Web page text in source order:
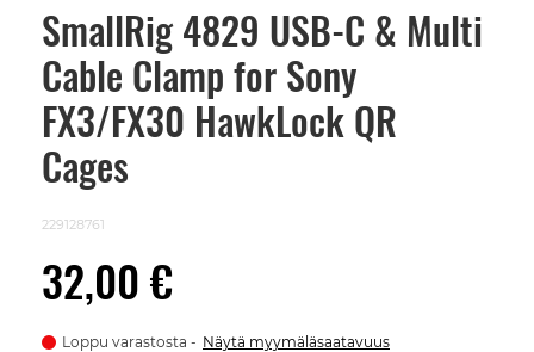
SmallRig 4829 USB-C & Multi
Cable Clamp for Sony
FX3/FX30 HawkLock QR
Cages
229128761
32,00 €
Loppu varastosta Näytä myymäläsaatavuus
Skip
beginning
images
gallery